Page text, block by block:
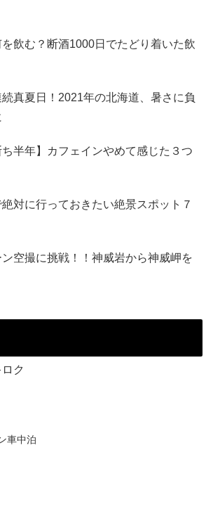
飲む？断酒1000日でたどり着いた飲
真夏日！2021年の北海道、暑さに負
ち半年】カフェインやめて感じた３つ
対に行っておきたい絶景スポット７
空撮に挑戦！！神威岩から神威岬を
ク
車中泊